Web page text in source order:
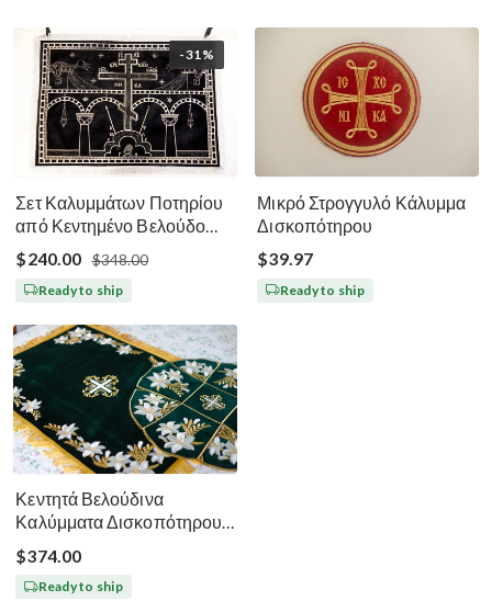
-31%
Σετ Καλυμμάτων Ποτηρίου
από Κεντημένο Βελούδο
Μεγάλη Σαρακοστή - Μαύρο
Ασημί Χρυσό
$240.00 $348.00
Ready to ship
Μικρό Στρογγυλό Κάλυμμα
Δισκοπότηρου
$39.97
Ready to ship
Κεντητά Βελούδινα
Καλύμματα Δισκοπότηρου -
Σκούρο Πράσινο
$374.00
Ready to ship